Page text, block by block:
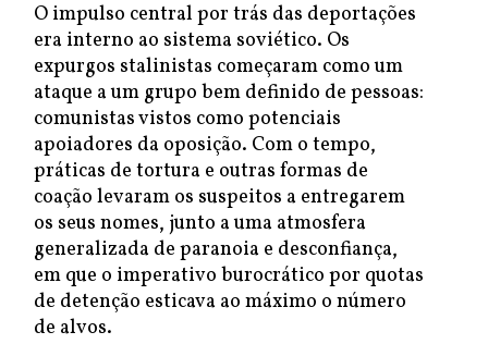
O impulso central por trás das deportações
era interno ao sistema soviético. Os
expurgos stalinistas começaram como um
ataque a um grupo bem definido de pessoas:
comunistas vistos como potenciais
apoiadores da oposição. Com o tempo,
práticas de tortura e outras formas de
coação levaram os suspeitos a entregarem
os seus nomes, junto a uma atmosfera
generalizada de paranoia e desconfiança,
em que o imperativo burocrático por quotas
de detenção esticava ao máximo o número
de alvos.